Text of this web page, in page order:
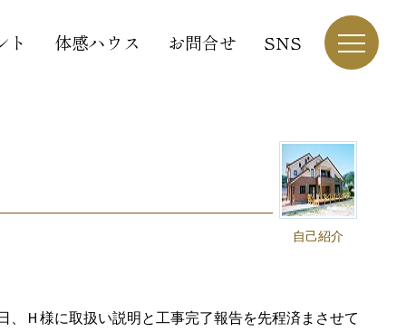
ト 体感ハウス お問合せ SNS
自己紹介
Ｈ様に取扱い説明と工事完了報告を先程済まさせて